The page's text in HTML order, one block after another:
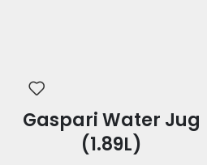
Gaspari Water Jug
(1.89L)